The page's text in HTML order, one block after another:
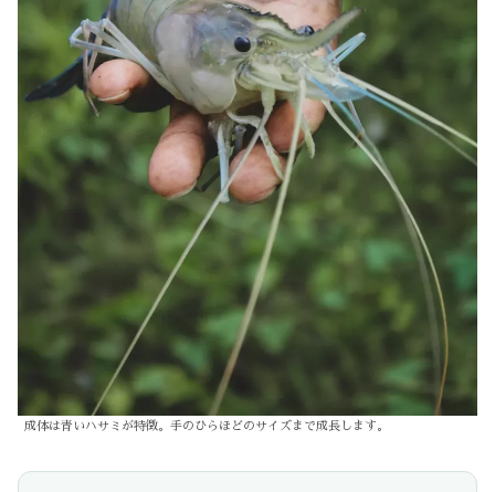
成体は青いハサミが特徴。手のひらほどのサイズまで成長します。